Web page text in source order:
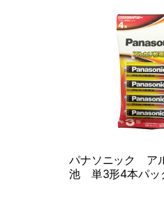
パナソニック ア
池 単3形4本パッ